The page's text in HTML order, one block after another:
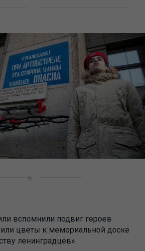
вспомнили подвиг героев
цветы к мемориальной доске
ленинградцев».